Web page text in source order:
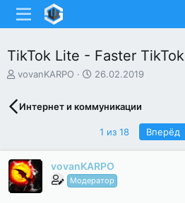
TikTok Lite - Faster TikTok
А
т
о
е
м
ы
vovanKARPO
Д
а
ч
а
л
а
26.02.2019
Интернет и коммуникации
1 из 18 Вперёд
vovanKARPO
Модератор